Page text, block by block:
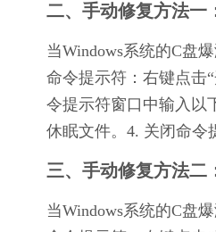
二、手动修复方法一
当Windows系统的C盘
命令提示符：右键点击
令提示符窗口中输入以
休眠文件。4. 关闭命令
三、手动修复方法二
当Windows系统的C盘